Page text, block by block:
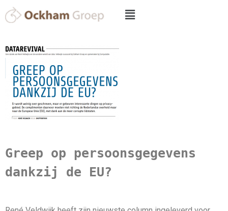
Greep op persoonsgegevens
dankzij de EU?